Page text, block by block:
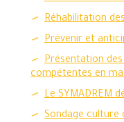
Réhabilitation
Prévenir et
Présentation
compétentes en
Le SYMADREM
Sondage culture